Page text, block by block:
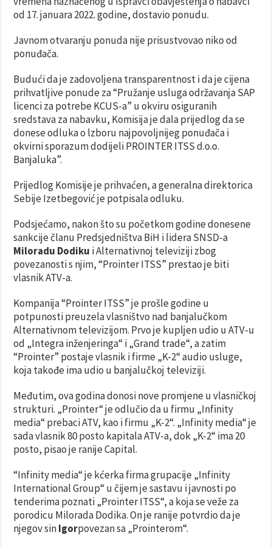
od 17. januara 2022. godine, dostavio ponudu.
Javnom otvaranju ponuda nije prisustvovao niko od
ponuđača.
Budući da je zadovoljena transparentnost i da je cijena
prihvatljive ponude za “Pružanje usluga održavanja SAP
licenci za potrebe KCUS-a” u okviru osiguranih
sredstava za nabavku, Komisija je dala prijedlog da se
donese odluka o lzboru najpovoljnijeg ponuđača i
okvirni sporazum dodijeli PROINTER ITSS d.o.o.
Banjaluka”.
Prijedlog Komisije je prihvaćen, a generalna direktorica
Sebije Izetbegović je potpisala odluku.
Podsjećamo, nakon što su početkom godine donesene
sankcije članu Predsjedništva BiH i lidera SNSD-a
Miloradu Dodiku i Alternativnoj televiziji zbog
povezanosti s njim, “Prointer ITSS” prestao je biti
vlasnik ATV-a.
Kompanija “Prointer ITSS” je prošle godine u
potpunosti preuzela vlasništvo nad banjalučkom
Alternativnom televizijom. Prvo je kupljen udio u ATV-u
od „Integra inženjeringa“ i „Grand trade“, a zatim
“Prointer” postaje vlasnik i firme „K-2“ audio usluge,
koja takođe ima udio u banjalučkoj televiziji.
Međutim, ova godina donosi nove promjene u vlasničkoj
strukturi. „Prointer“ je odlučio da u firmu „Infinity
media“ prebaci ATV, kao i firmu „K-2“. „Infinity media“ je
sada vlasnik 80 posto kapitala ATV-a, dok „K-2“ ima 20
posto, pisao je ranije Capital.
“Infinity media“ je kćerka firma grupacije „Infinity
International Group“ u čijem je sastavu i javnosti po
tenderima poznati „Prointer ITSS“, a koja se veže za
porodicu Milorada Dodika. On je ranije potvrdio da je
njegov sinIgorpovezan sa „Prointerom“.